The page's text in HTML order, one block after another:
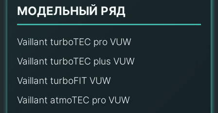
МОДЕЛЬНЫЙ РЯД
Vaillant turboTEC pro VUW
Vaillant turboTEC plus VUW
Vaillant turboFIT VUW
Vaillant atmoTEC pro VUW